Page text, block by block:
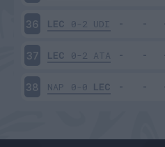
36 LEC 0-2 UDI
37 LEC 0-2 ATA
38 NAP 0-0 LEC